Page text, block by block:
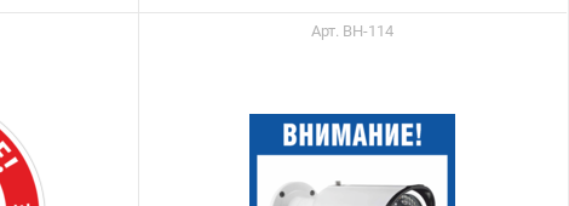
Арт. ВН-114